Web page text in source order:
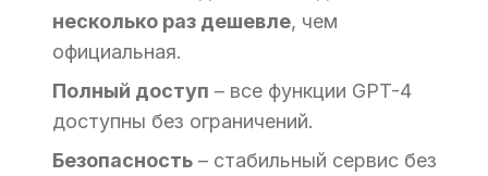
несколько раз дешевле, чем
официальная.
Полный доступ – все функции GPT-4
доступны без ограничений.
Безопасность – стабильный сервис без